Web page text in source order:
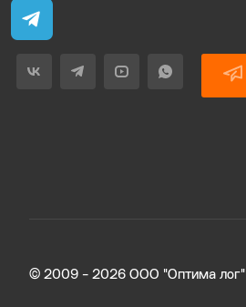
© 2009 - 2026 ООО "Оптима лог"